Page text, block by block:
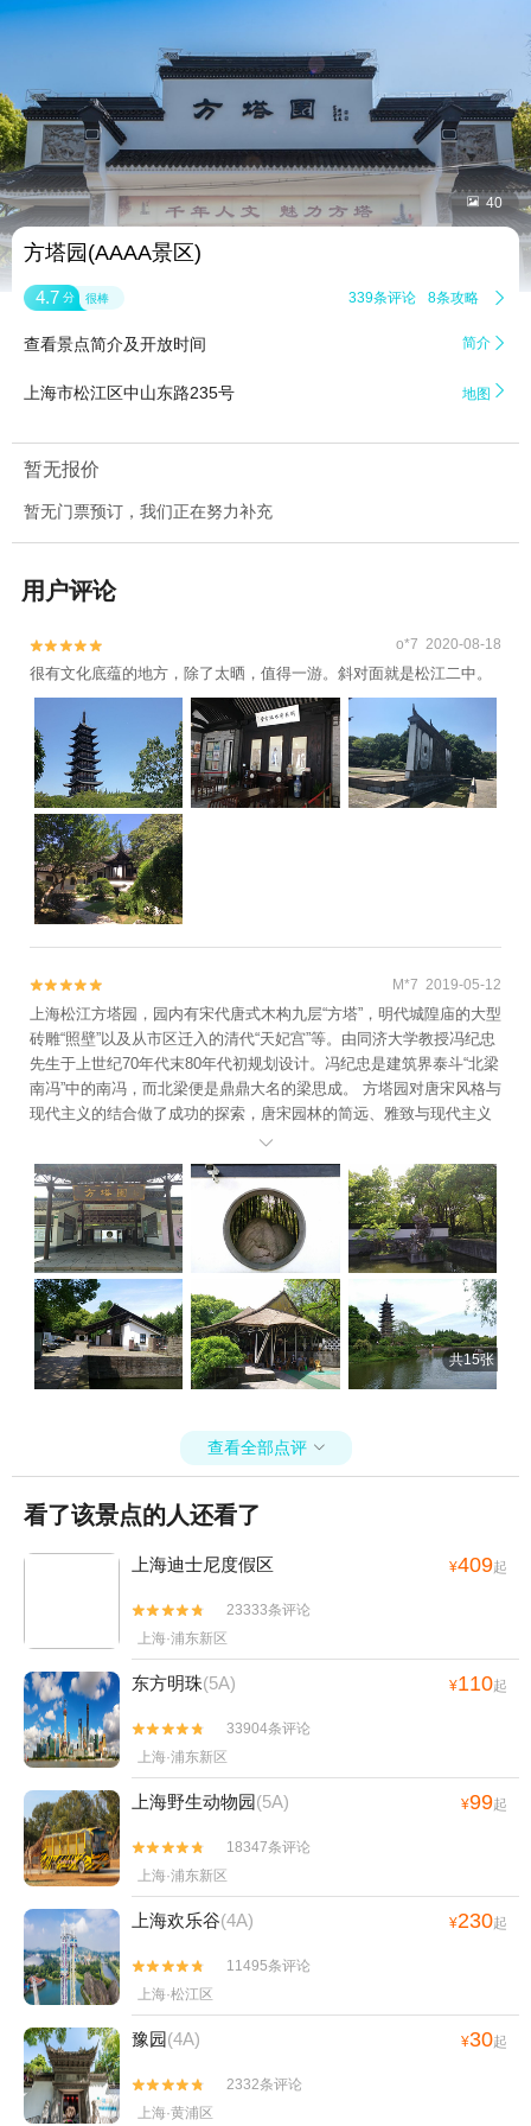
 40
方塔园(AAAA景区)
4.7 分 很棒 339条评论 8条攻略 
查看景点简介及开放时间 简介 
上海市松江区中山东路235号 地图 
暂无报价
暂无门票预订，我们正在努力补充
用户评论

 o*7 2020-08-18
很有文化底蕴的地方，除了太晒，值得一游。斜对面就是松江二中。

 M*7 2019-05-12
上海松江方塔园，园内有宋代唐式木构九层“方塔”，明代城隍庙的大型
砖雕“照壁”以及从市区迁入的清代“天妃宫”等。由同济大学教授冯纪忠
先生于上世纪70年代末80年代初规划设计。冯纪忠是建筑界泰斗“北梁
南冯”中的南冯，而北梁便是鼎鼎大名的梁思成。 方塔园对唐宋风格与
现代主义的结合做了成功的探索，唐宋园林的简远、雅致与现代主义
的简约、洗练相切合。园内最为奇特的景观为“堑道”，似一把利刃将山
坡一分为二，运用古壕甬道形制，筑砌于山坡之间，既有唐代的雄
浑、阳刚之感，又有宋代的疏朗、天然之美。

共15张
查看全部点评 
看了该景点的人还看了
上海迪士尼度假区 ¥409起


23333条评论
上海·浦东新区
东方明珠(5A) ¥110起


33904条评论
上海·浦东新区
上海野生动物园(5A) ¥99起


18347条评论
上海·浦东新区
上海欢乐谷(4A) ¥230起


11495条评论
上海·松江区
豫园(4A) ¥30起


2332条评论
上海·黄浦区
